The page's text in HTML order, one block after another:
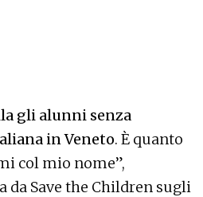
gli alunni senza
in Veneto. È quanto
col mio nome”,
da Save the Children sugli